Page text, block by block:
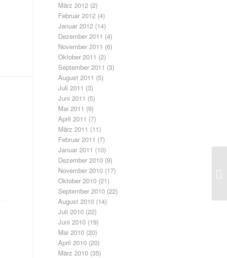
März 2012 (2)
Februar 2012 (4)
Januar 2012 (14)
Dezember 2011 (4)
November 2011 (6)
Oktober 2011 (2)
September 2011 (3)
August 2011 (5)
Juli 2011 (3)
Juni 2011 (5)
Mai 2011 (9)
April 2011 (7)
März 2011 (11)
Februar 2011 (7)
Januar 2011 (10)
Dezember 2010 (9)
November 2010 (17)
Oktober 2010 (21)
September 2010 (22)
August 2010 (14)
Juli 2010 (22)
Juni 2010 (19)
Mai 2010 (20)
April 2010 (20)
März 2010 (35)